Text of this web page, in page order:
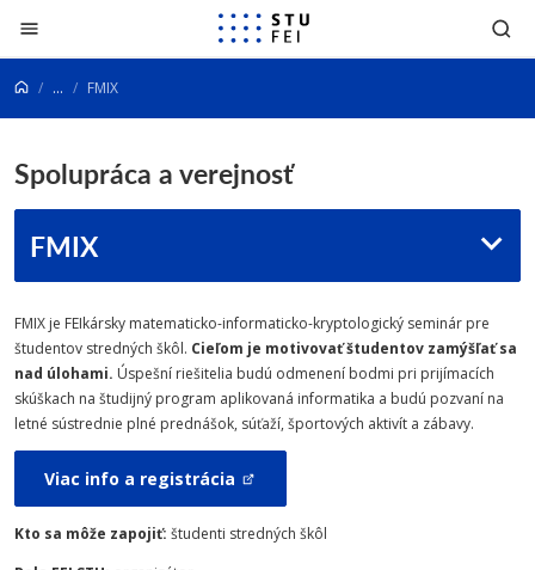
Prejsť na obsah
... FMIX
Spolupráca a verejnosť
FMIX
FMIX je FEIkársky matematicko-informaticko-kryptologický seminár pre
študentov stredných škôl. Cieľom je motivovať študentov zamýšľať sa
nad úlohami. Úspešní riešitelia budú odmenení bodmi pri prijímacích
skúškach na študijný program aplikovaná informatika a budú pozvaní na
letné sústrednie plné prednášok, súťaží, športových aktivít a zábavy.
Viac info a registrácia
Kto sa môže zapojiť: študenti stredných škôl